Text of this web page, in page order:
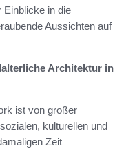
Einblicke in die
Aussichten auf
Architektur in
ist von großer
kulturellen und
Zeit